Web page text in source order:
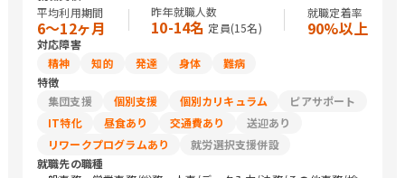
平均利用期間
6〜12ヶ月
昨年就職人数
10-14名 定員(15名)
就職定着率
90%以上
対応障害
精神
知的 発達 身体
難病
特徴
集団支援
個別支援 個別カリキュラム
ピアサポート
IT特化
昼食あり 交通費あり
送迎あり
リワークプログラムあり
就労選択支援併設
就職先の職種